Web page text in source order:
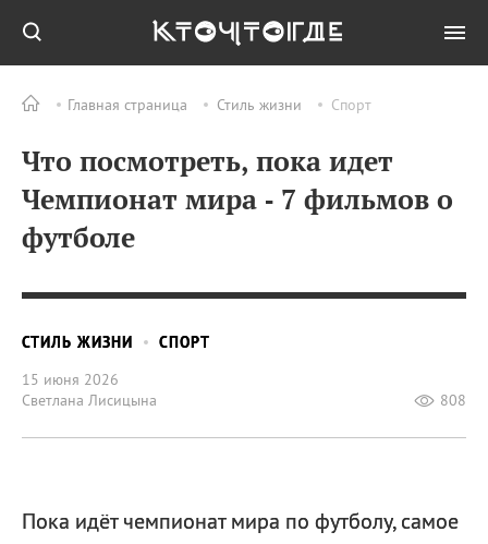
Главная страница Стиль жизни Спорт
Что посмотреть, пока идет
Чемпионат мира ‑ 7 фильмов о
футболе
СТИЛЬ ЖИЗНИ
СПОРТ
15 июня 2026
Светлана Лисицына
808
Пока идёт чемпионат мира по футболу, самое